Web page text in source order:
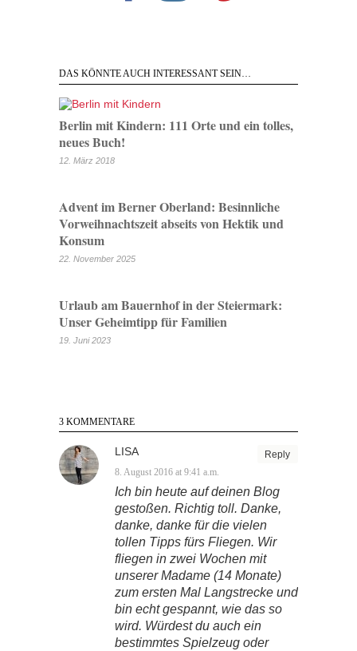
DAS KÖNNTE AUCH INTERESSANT SEIN…
Berlin mit Kindern: 111 Orte und ein tolles,
neues Buch!
12. März 2018
Advent im Berner Oberland: Besinnliche
Vorweihnachtszeit abseits von Hektik und
Konsum
22. November 2025
Urlaub am Bauernhof in der Steiermark:
Unser Geheimtipp für Familien
19. Juni 2023
3 KOMMENTARE
Reply
LISA
8. August 2016 at 9:41 a.m.
Ich bin heute auf deinen Blog
gestoßen. Richtig toll. Danke,
danke, danke für die vielen
tollen Tipps fürs Fliegen. Wir
fliegen in zwei Wochen mit
unserer Madame (14 Monate)
zum ersten Mal Langstrecke und
bin echt gespannt, wie das so
wird. Würdest du auch ein
bestimmtes Spielzeug oder